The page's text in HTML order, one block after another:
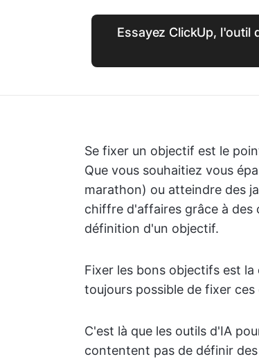
Essayez ClickUp, l'outil
Se fixer un objectif est le
Que vous souhaitiez vous
marathon) ou atteindre des
chiffre d'affaires grâce à des
définition d'un objectif.
Fixer les bons objectifs est
toujours possible de fixer
C'est là que les outils d'IA
contentent pas de définir